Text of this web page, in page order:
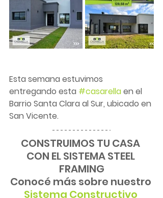
Esta semana estuvimos
entregando esta #casarella en el
Barrio Santa Clara al Sur, ubicado en
San Vicente.
CONSTRUIMOS TU CASA
CON EL SISTEMA STEEL
FRAMING
Conocé más sobre nuestro
Sistema Constructivo